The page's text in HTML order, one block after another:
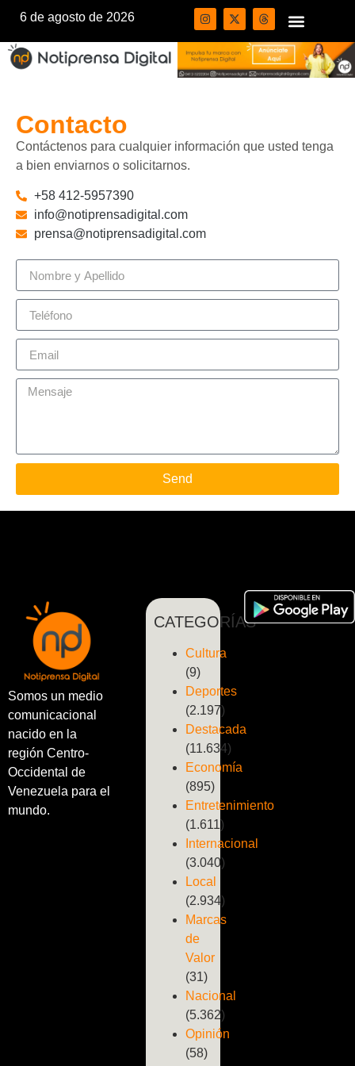
6 de agosto de 2026
Contacto
Contáctenos para cualquier información que usted tenga
a bien enviarnos o solicitarnos.
+58 412-5957390
info@notiprensadigital.com
prensa@notiprensadigital.com
Send
Somos un medio
comunicacional
nacido en la
región Centro-
Occidental de
Venezuela para el
mundo.
CATEGORÍAS
Cultura
(9)
Deportes
(2.197)
Destacada
(11.634)
Economía
(895)
Entretenimiento
(1.611)
Internacional
(3.040)
Local
(2.934)
Marcas
de
Valor
(31)
Nacional
(5.362)
Opinión
(58)